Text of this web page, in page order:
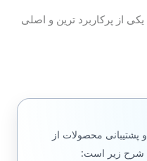
از پرکاربرد ترین و اصلی
محصولات از
شرح زیر است: